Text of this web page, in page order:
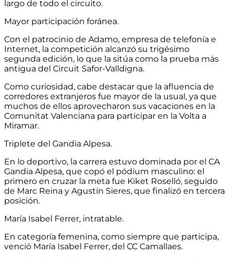
largo de todo el circuito.
Mayor participación foránea.
Con el patrocinio de Adamo, empresa de telefonía e
Internet, la competición alcanzó su trigésimo
segunda edición, lo que la sitúa como la prueba más
antigua del Circuit Safor-Valldigna.
Como curiosidad, cabe destacar que la afluencia de
corredores extranjeros fue mayor de la usual, ya que
muchos de ellos aprovecharon sus vacaciones en la
Comunitat Valenciana para participar en la Volta a
Miramar.
Triplete del Gandia Alpesa.
En lo deportivo, la carrera estuvo dominada por el CA
Gandia Alpesa, que copó el pódium masculino: el
primero en cruzar la meta fue Kiket Roselló, seguido
de Marc Reina y Agustín Sieres, que finalizó en tercera
posición.
María Isabel Ferrer, intratable.
En categoría femenina, como siempre que participa,
venció María Isabel Ferrer, del CC Camallaes.